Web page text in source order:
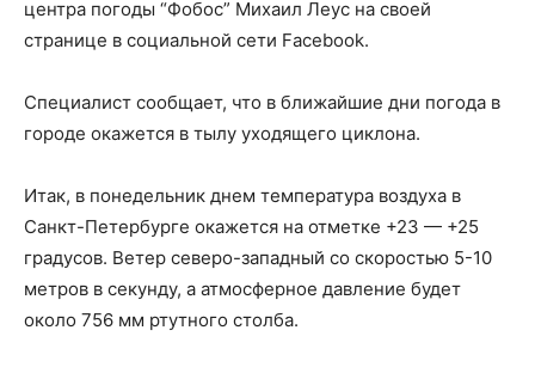
центра погоды “Фобос” Михаил Леус на своей
странице в социальной сети Facebook.
Специалист сообщает, что в ближайшие дни погода в
городе окажется в тылу уходящего циклона.
Итак, в понедельник днем ​​температура воздуха в
Санкт-Петербурге окажется на отметке +23 — +25
градусов. Ветер северо-западный со скоростью 5-10
метров в секунду, а атмосферное давление будет
около 756 мм ртутного столба.